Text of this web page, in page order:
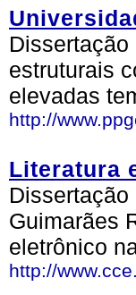
estruturais
elevadas
http://
Literatura
Guimarães
eletrônico
http://